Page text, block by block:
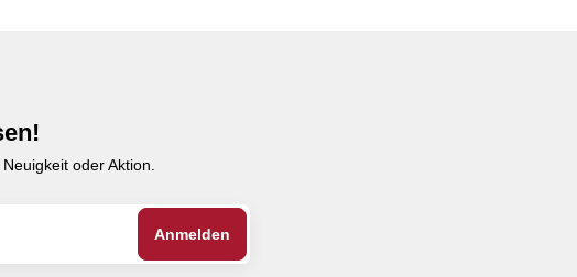
oder Aktion.